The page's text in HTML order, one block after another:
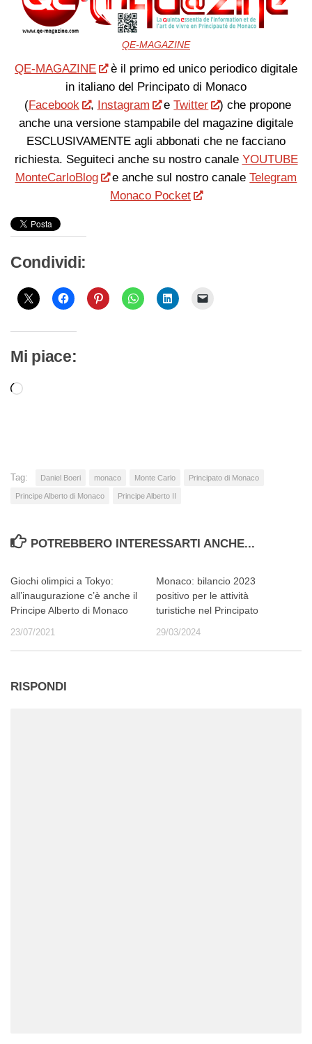
QE-MAGAZINE
QE-MAGAZINE
è il primo ed unico periodico digitale
in italiano del Principato di Monaco
(Facebook , Instagram eTwitter
) che propone
anche una versione stampabile del magazine digitale
ESCLUSIVAMENTE agli abbonati che ne facciano
richiesta. Seguiteci anche su nostro canale YOUTUBE
MonteCarloBlog
e anche sul nostro canaleTelegram
Monaco Pocket
Condividi:
Mi piace:
Caricamento
Tag: Daniel Boeri monaco Monte Carlo Principato di Monaco
Principe Alberto di Monaco Principe Alberto II
POTREBBERO INTERESSARTI ANCHE...
Giochi olimpici a Tokyo:
all’inaugurazione c’è anche il
Principe Alberto di Monaco
23/07/2021
Monaco: bilancio 2023
positivo per le attività
turistiche nel Principato
29/03/2024
RISPONDI